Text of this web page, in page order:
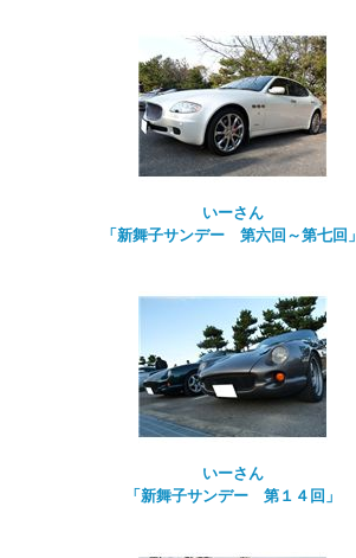
いーさん
「新舞子サンデー 第六回～第七回」
いーさん
「新舞子サンデー 第１４回」